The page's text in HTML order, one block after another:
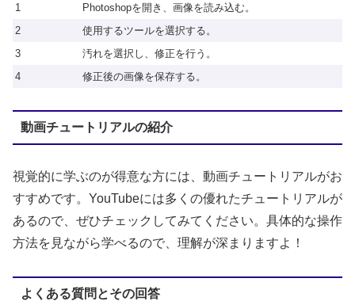
1
Photoshopを開き、画像を読み込む。
2
使用するツールを選択する。
3
汚れを選択し、修正を行う。
4
修正後の画像を保存する。
動画チュートリアルの紹介
視覚的に学ぶのが得意な方には、動画チュートリアルがお
すすめです。YouTubeには多くの優れたチュートリアルが
あるので、ぜひチェックしてみてください。具体的な操作
方法を見ながら学べるので、理解が深まりますよ！
よくある質問とその回答